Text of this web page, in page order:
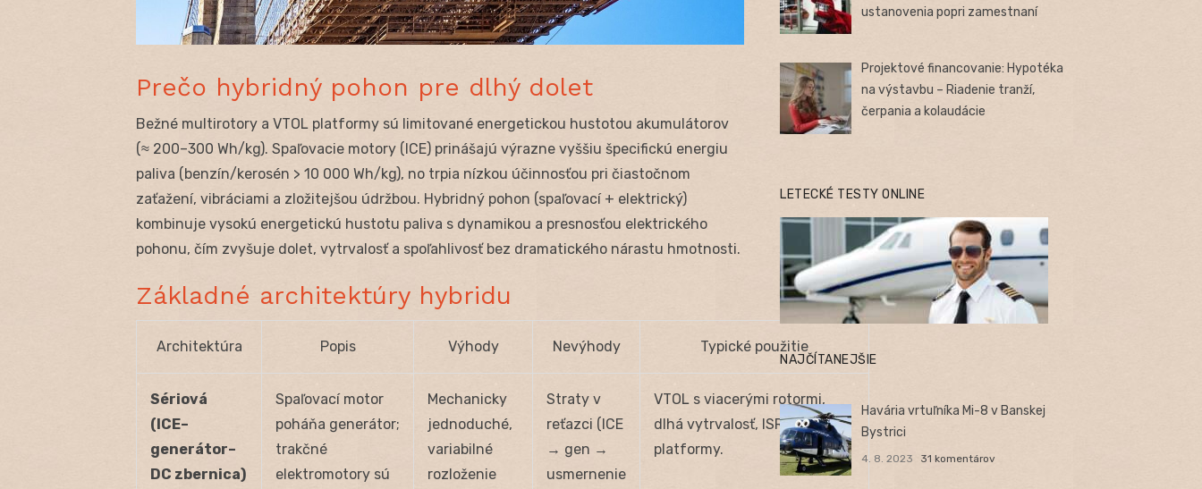
Prečo hybridný pohon pre dlhý dolet
Bežné multirotory a VTOL platformy sú limitované energetickou hustotou akumulátorov
(≈ 200–300 Wh/kg). Spaľovacie motory (ICE) prinášajú výrazne vyššiu špecifickú energiu
paliva (benzín/kerosén > 10 000 Wh/kg), no trpia nízkou účinnosťou pri čiastočnom
zaťažení, vibráciami a zložitejšou údržbou. Hybridný pohon (spaľovací + elektrický)
kombinuje vysokú energetickú hustotu paliva s dynamikou a presnosťou elektrického
pohonu, čím zvyšuje dolet, vytrvalosť a spoľahlivosť bez dramatického nárastu hmotnosti.
Základné architektúry hybridu
Architektúra Popis Výhody Nevýhody Typické použitie
Sériová
(ICE–
generátor–
DC zbernica)
Spaľovací motor
poháňa generátor;
trakčné
elektromotory sú
Mechanicky
jednoduché,
variabilné
rozloženie
Straty v
reťazci (ICE
→ gen →
usmernenie
VTOL s viacerými rotormi,
dlhá vytrvalosť, ISR
platformy.
ustanovenia popri zamestnaní
Projektové financovanie: Hypotéka
na výstavbu – Riadenie tranží,
čerpania a kolaudácie
LETECKÉ TESTY ONLINE
NAJČÍTANEJŠIE
Havária vrtuľníka Mi-8 v Banskej
Bystrici
4. 8. 2023 31 komentárov